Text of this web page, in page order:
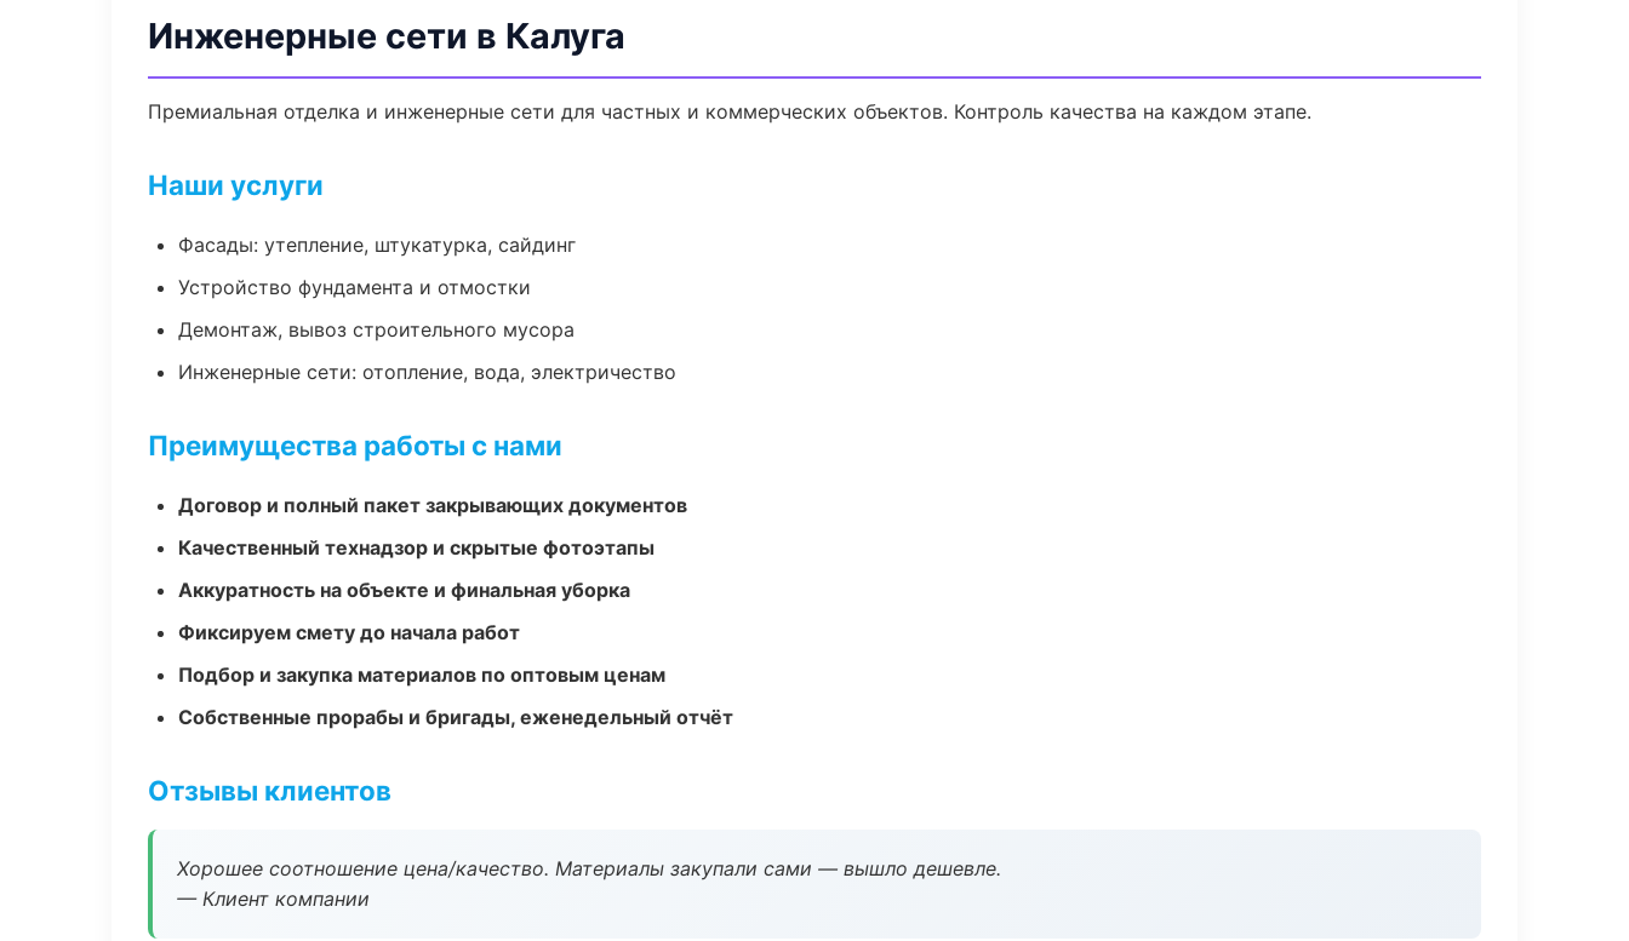
Инженерные сети в Калуга
Премиальная отделка и инженерные сети для частных и коммерческих объектов. Контроль качества на каждом этапе.
Наши услуги
Фасады: утепление, штукатурка, сайдинг
Устройство фундамента и отмостки
Демонтаж, вывоз строительного мусора
Инженерные сети: отопление, вода, электричество
Преимущества работы с нами
Договор и полный пакет закрывающих документов
Качественный технадзор и скрытые фотоэтапы
Аккуратность на объекте и финальная уборка
Фиксируем смету до начала работ
Подбор и закупка материалов по оптовым ценам
Собственные прорабы и бригады, еженедельный отчёт
Отзывы клиентов
Хорошее соотношение цена/качество. Материалы закупали сами — вышло дешевле.
— Клиент компании